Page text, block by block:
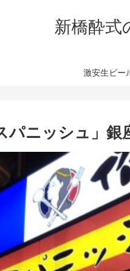
新橋酔式
激安生ビー
パニッシュ」銀